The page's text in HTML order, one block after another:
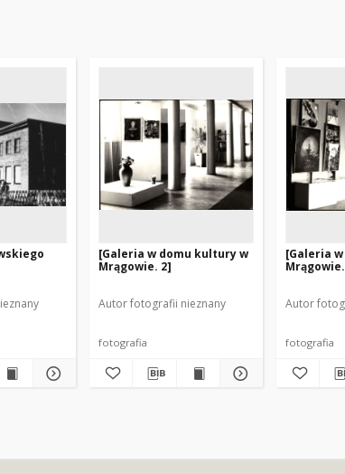
[Galeria w domu kultury w
Mrągowie. 2]
Autor fotografii nieznany
fotografia
[Galeria
Autor
fotografia